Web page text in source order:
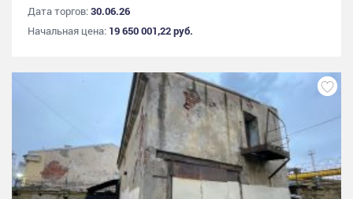
Дата торгов:30.06.26
Начальная цена: 19 650 001,22 руб.